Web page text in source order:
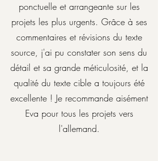
ponctuelle et arrangeante sur les
projets les plus urgents. Grâce à ses
commentaires et révisions du texte
source, j'ai pu constater son sens du
détail et sa grande méticulosité, et la
qualité du texte cible a toujours été
excellente ! Je recommande aisément
Eva pour tous les projets vers
l'allemand.